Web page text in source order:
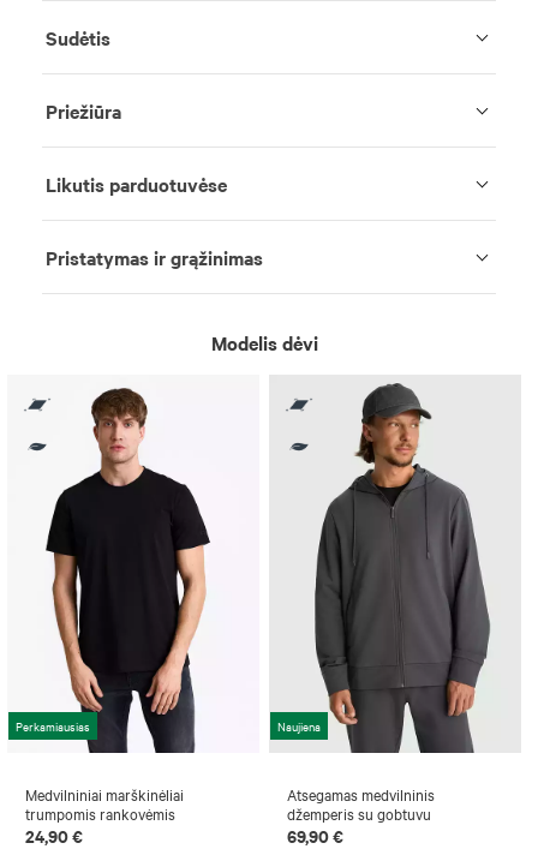
Sudėtis
Priežiūra
Likutis parduotuvėse
Pristatymas ir grąžinimas
Modelis dėvi
Perkamiausias
Medvilniniai marškinėliai
trumpomis rankovėmis
24,90 €
Naujiena
Atsegamas medvilninis
džemperis su gobtuvu
69,90 €